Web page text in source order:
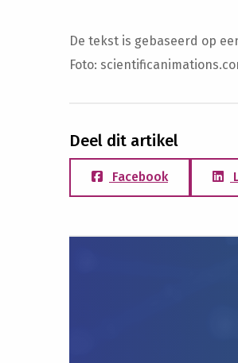
De tekst is gebaseerd op
Foto:
Deel dit artikel
Facebook